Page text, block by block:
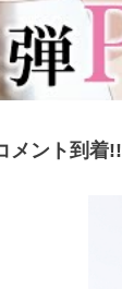
メント到着!!